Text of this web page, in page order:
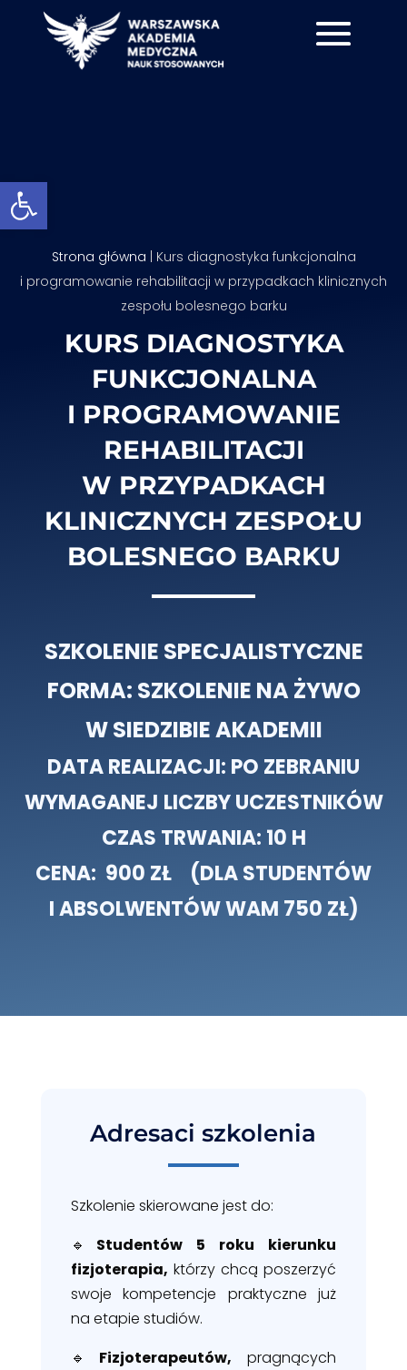
Strona główna
Kurs diagnostyka funkcjonalna
i programowanie rehabilitacji w przypadkach klinicznych
zespołu bolesnego barku
KURS DIAGNOSTYKA
FUNKCJONALNA
I PROGRAMOWANIE
REHABILITACJI
W PRZYPADKACH
KLINICZNYCH ZESPOŁU
BOLESNEGO BARKU
SZKOLENIE SPECJALISTYCZNE
FORMA: SZKOLENIE NA ŻYWO
W SIEDZIBIE AKADEMII
DATA REALIZACJI: PO ZEBRANIU
WYMAGANEJ LICZBY UCZESTNIKÓW
CZAS TRWANIA: 10 H
CENA: 900 ZŁ (DLA STUDENTÓW
I ABSOLWENTÓW WAM 750 ZŁ)
Adresaci szkolenia
Szkolenie skierowane jest do:
🔹 Studentów 5 roku kierunku
fizjoterapia, którzy chcą poszerzyć
swoje kompetencje praktyczne już
na etapie studiów.
🔹 Fizjoterapeutów,pragnących
Otwórz pasek narzędzi